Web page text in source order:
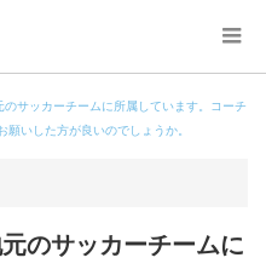
のサッカーチームに所属しています。コーチ
いした方が良いのでしょうか。
のサッカーチームに